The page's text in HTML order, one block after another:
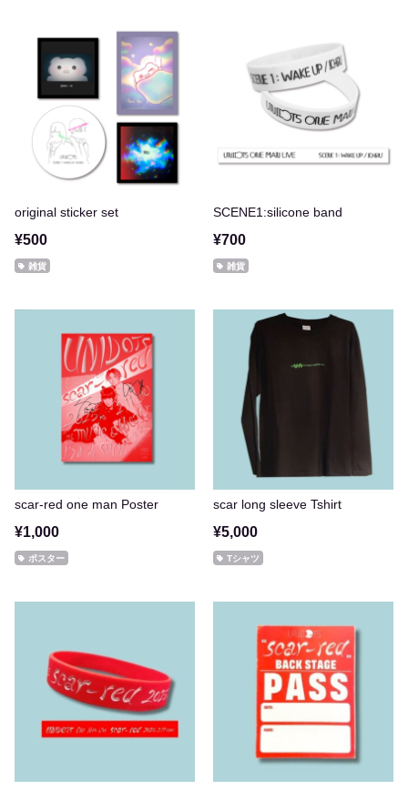
original sticker set
¥500
雑貨
SCENE1:silicone band
¥700
雑貨
scar-red one man Poster
¥1,000
ポスター
scar long sleeve Tshirt
¥5,000
Tシャツ